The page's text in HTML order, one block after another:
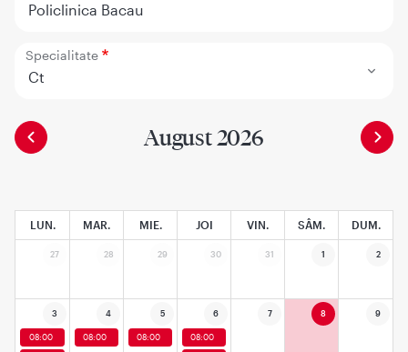
Policlinica Bacau
Specialitate
Ct
August 2026
LUN. MAR. MIE. JOI VIN. SÂM. DUM.
27 28 29 30 31 1 2
3 4 5 6 7 8 9
08:00 08:00 08:00 08:00